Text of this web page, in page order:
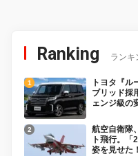
Ranking ランキ
トヨタ『
ブリッド採
ェンジ級の
航空自衛隊
ト飛行。
姿を見せた！